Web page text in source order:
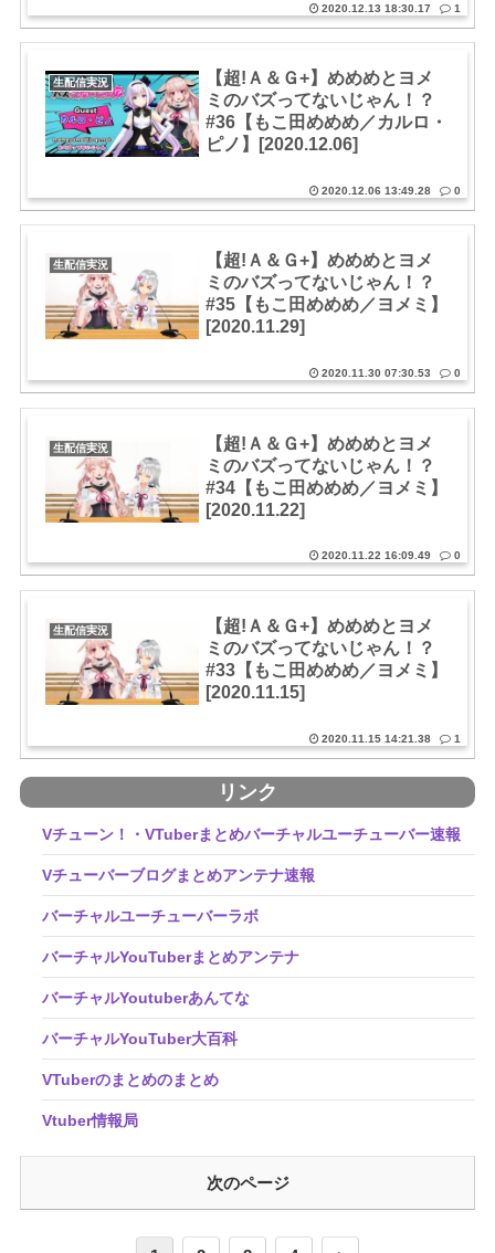
2020.12.13 18:30.17 1
生配信実況
【超!Ａ＆Ｇ+】めめめとヨメ
ミのバズってないじゃん！？
#36【もこ田めめめ／カルロ・
ピノ】[2020.12.06]
2020.12.06 13:49.28 0
生配信実況
【超!Ａ＆Ｇ+】めめめとヨメ
ミのバズってないじゃん！？
#35【もこ田めめめ／ヨメミ】
[2020.11.29]
2020.11.30 07:30.53 0
生配信実況
【超!Ａ＆Ｇ+】めめめとヨメ
ミのバズってないじゃん！？
#34【もこ田めめめ／ヨメミ】
[2020.11.22]
2020.11.22 16:09.49 0
生配信実況
【超!Ａ＆Ｇ+】めめめとヨメ
ミのバズってないじゃん！？
#33【もこ田めめめ／ヨメミ】
[2020.11.15]
2020.11.15 14:21.38 1
リンク
Vチューン！・VTuberまとめバーチャルユーチューバー速報
Vチューバーブログまとめアンテナ速報
バーチャルユーチューバーラボ
バーチャルYouTuberまとめアンテナ
バーチャルYoutuberあんてな
バーチャルYouTuber大百科
VTuberのまとめのまとめ
Vtuber情報局
次のページ